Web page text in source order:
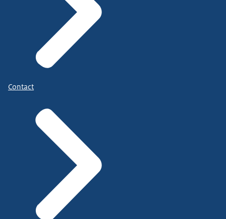
Contact